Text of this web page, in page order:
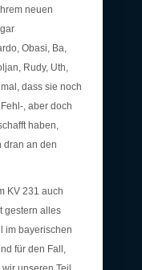
neuen
Obasi, Ba,
Rudy, Uth,
dass sie noch
, aber doch
haben,
dran an den
KV 231 auch
gestern alles
im bayerischen
für den Fall,